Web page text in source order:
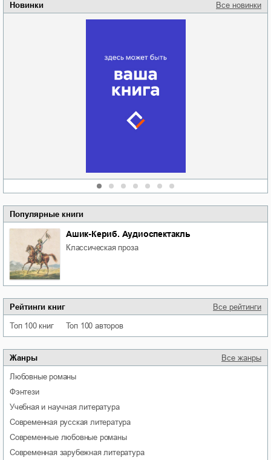
Новинки Все новинки
Популярные книги
Ашик-Кериб. Аудиоспектакль
классическая проза
Рейтинги книг Все рейтинги
Топ 100 книг Топ 100 авторов
Жанры Все жанры
любовные романы
фэнтези
учебная и научная литература
современная русская литература
современные любовные романы
современная зарубежная литература